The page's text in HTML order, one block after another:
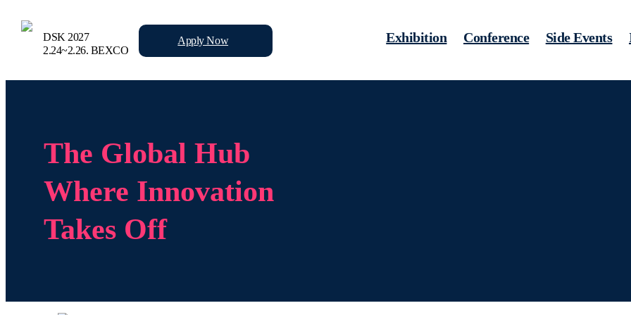
DSK 2027
2.24~2.26. BEXCO
ApplyNow Exhibition Conference Side Events
The Global Hub
Where Innovation
Takes Off